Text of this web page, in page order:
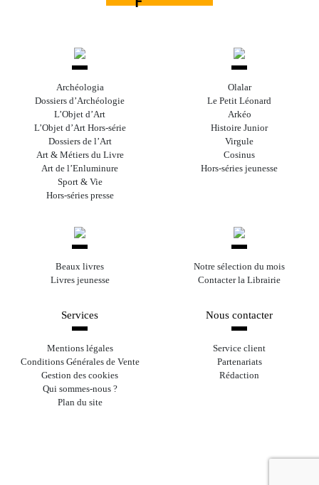
Archéologia
Dossiers d’Archéologie
L’Objet d’Art
L’Objet d’Art Hors-série
Dossiers de l’Art
Art & Métiers du Livre
Art de l’Enluminure
Sport & Vie
Hors-séries presse
Olalar
Le Petit Léonard
Arkéo
Histoire Junior
Virgule
Cosinus
Hors-séries jeunesse
Beaux livres
Livres jeunesse
Notre sélection du mois
Contacter la Librairie
Services
Mentions légales
Conditions Générales de Vente
Gestion des cookies
Qui sommes-nous ?
Plan du site
Nous contacter
Service client
Partenariats
Rédaction